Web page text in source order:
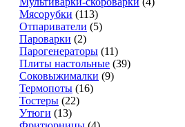
Мясорубки (113)
Отпариватели (5)
Пароварки (2)
Парогенераторы (11)
Плиты настольные (39)
Соковыжималки (9)
Термопоты (16)
Тостеры (22)
Утюги (13)